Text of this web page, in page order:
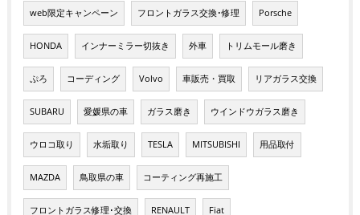
web限定キャンペーン フロントガラス交換･修理 Porsche
HONDA インナーミラー切抜き 外車 トリムモール磨き
ぷろ コーディング Volvo 車販売・買取 リアガラス交換
SUBARU 愛媛県の車 ガラス磨き ウインドウガラス磨き
ウロコ取り 水垢取り TESLA MITSUBISHI 用品取付
MAZDA 鳥取県の車 コーティング再施工
フロントガラス修理･交換 RENAULT Fiat